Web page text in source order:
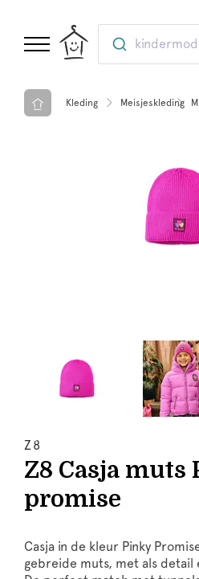
Kleding Meisjeskleding
Z8
Z8 Casja muts
promise
Casja in de kleur Pinky
gebreide muts, met als detail